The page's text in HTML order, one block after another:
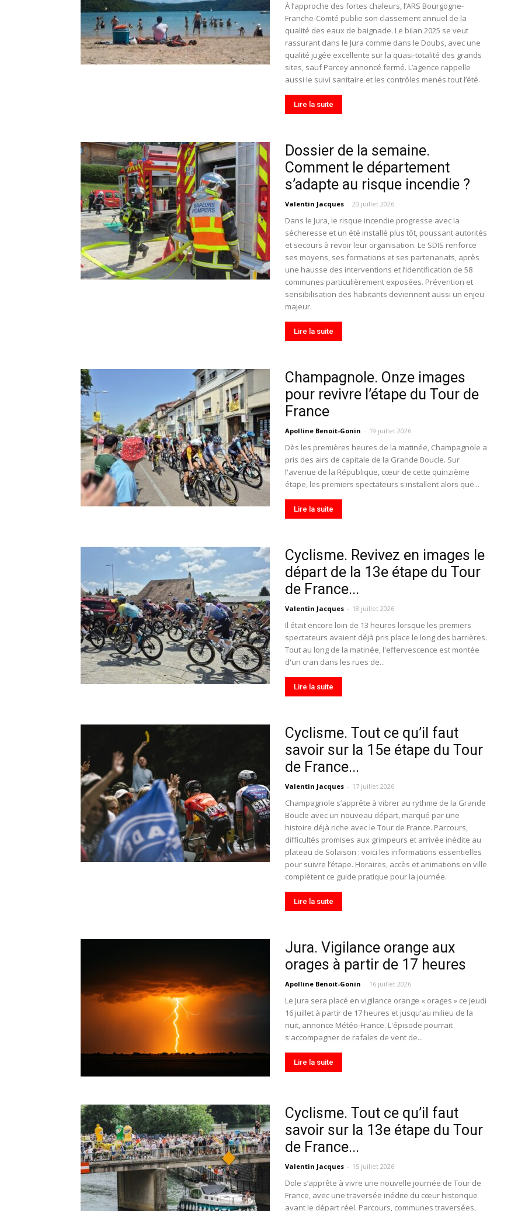
À l’approche des fortes chaleurs, l’ARS Bourgogne-
Franche-Comté publie son classement annuel de la
qualité des eaux de baignade. Le bilan 2025 se veut
rassurant dans le Jura comme dans le Doubs, avec une
qualité jugée excellente sur la quasi-totalité des grands
sites, sauf Parcey annoncé fermé. L’agence rappelle
aussi le suivi sanitaire et les contrôles menés tout l’été.
Lire la suite
Dossier de la semaine.
Comment le département
s’adapte au risque incendie ?
Valentin Jacques - 20 juillet 2026
Dans le Jura, le risque incendie progresse avec la
sécheresse et un été installé plus tôt, poussant autorités
et secours à revoir leur organisation. Le SDIS renforce
ses moyens, ses formations et ses partenariats, après
une hausse des interventions et l’identification de 58
communes particulièrement exposées. Prévention et
sensibilisation des habitants deviennent aussi un enjeu
majeur.
Lire la suite
Champagnole. Onze images
pour revivre l’étape du Tour de
France
Apolline Benoit-Gonin - 19 juillet 2026
Dès les premières heures de la matinée, Champagnole a
pris des airs de capitale de la Grande Boucle. Sur
l'avenue de la République, cœur de cette quinzième
étape, les premiers spectateurs s'installent alors que...
Lire la suite
Cyclisme. Revivez en images le
départ de la 13e étape du Tour
de France...
Valentin Jacques - 18 juillet 2026
Il était encore loin de 13 heures lorsque les premiers
spectateurs avaient déjà pris place le long des barrières.
Tout au long de la matinée, l'effervescence est montée
d'un cran dans les rues de...
Lire la suite
Cyclisme. Tout ce qu’il faut
savoir sur la 15e étape du Tour
de France...
Valentin Jacques - 17 juillet 2026
Champagnole s’apprête à vibrer au rythme de la Grande
Boucle avec un nouveau départ, marqué par une
histoire déjà riche avec le Tour de France. Parcours,
difficultés promises aux grimpeurs et arrivée inédite au
plateau de Solaison : voici les informations essentielles
pour suivre l’étape. Horaires, accès et animations en ville
complètent ce guide pratique pour la journée.
Lire la suite
Jura. Vigilance orange aux
orages à partir de 17 heures
Apolline Benoit-Gonin - 16 juillet 2026
Le Jura sera placé en vigilance orange « orages » ce jeudi
16 juillet à partir de 17 heures et jusqu'au milieu de la
nuit, annonce Météo-France. L'épisode pourrait
s'accompagner de rafales de vent de...
Lire la suite
Cyclisme. Tout ce qu’il faut
savoir sur la 13e étape du Tour
de France...
Valentin Jacques - 15 juillet 2026
Dole s’apprête à vivre une nouvelle journée de Tour de
France, avec une traversée inédite du cœur historique
avant le départ réel. Parcours, communes traversées,